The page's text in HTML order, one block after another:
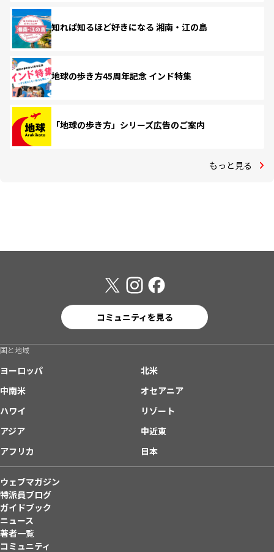
知れば知るほど好きになる 湘南・江の島
地球の歩き方45周年記念 インド特集
「地球の歩き方」シリーズ広告のご案内
もっと見る
コミュニティを見る
国と地域
ヨーロッパ
北米
中南米
オセアニア
ハワイ
リゾート
アジア
中近東
アフリカ
日本
ウェブマガジン
特派員ブログ
ガイドブック
ニュース
著者一覧
コミュニティ